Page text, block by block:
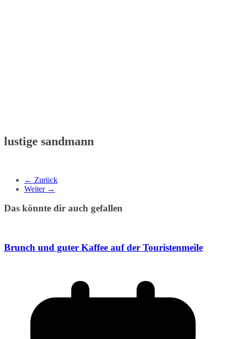
lustige sandmann
← Zurück
Weiter →
Das könnte dir auch gefallen
Brunch und guter Kaffee auf der Touristenmeile